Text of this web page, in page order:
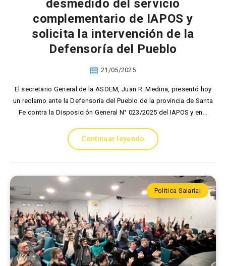
desmedido del servicio
complementario de IAPOS y
solicita la intervención de la
Defensoría del Pueblo
21/05/2025
El secretario General de la ASOEM, Juan R. Medina, presentó hoy
un reclamo ante la Defensoría del Pueblo de la provincia de Santa
Fe contra la Disposición General N° 023/2025 del IAPOS y en…
Continuar leyendo
Politica Salarial